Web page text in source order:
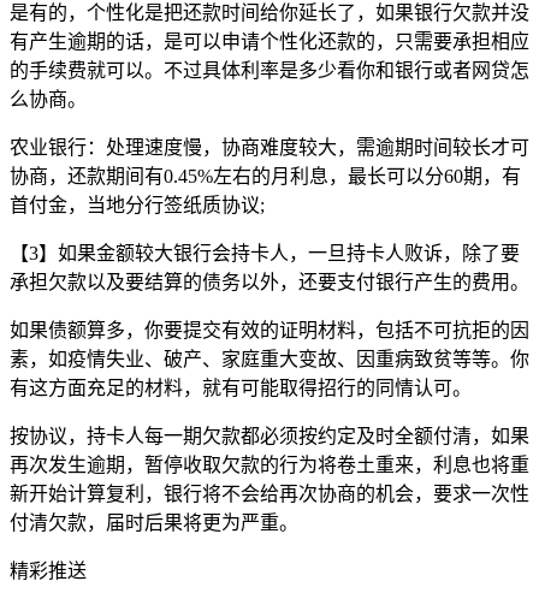
是有的，个性化是把还款时间给你延长了，如果银行欠款并没
有产生逾期的话，是可以申请个性化还款的，只需要承担相应
的手续费就可以。不过具体利率是多少看你和银行或者网贷怎
么协商。
农业银行：处理速度慢，协商难度较大，需逾期时间较长才可
协商，还款期间有0.45%左右的月利息，最长可以分60期，有
首付金，当地分行签纸质协议;
【3】如果金额较大银行会持卡人，一旦持卡人败诉，除了要
承担欠款以及要结算的债务以外，还要支付银行产生的费用。
如果债额算多，你要提交有效的证明材料，包括不可抗拒的因
素，如疫情失业、破产、家庭重大变故、因重病致贫等等。你
有这方面充足的材料，就有可能取得招行的同情认可。
按协议，持卡人每一期欠款都必须按约定及时全额付清，如果
再次发生逾期，暂停收取欠款的行为将卷土重来，利息也将重
新开始计算复利，银行将不会给再次协商的机会，要求一次性
付清欠款，届时后果将更为严重。
精彩推送